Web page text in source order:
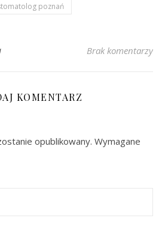
poznań
Brak komentarzy
KOMENTARZ
opublikowany. Wymagane